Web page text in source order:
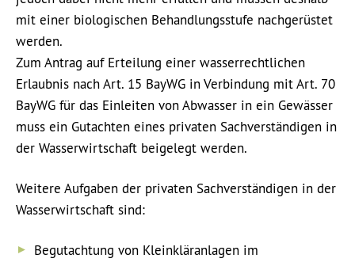
mit einer biologischen Behandlungsstufe nachgerüstet
werden.
Zum Antrag auf Erteilung einer wasserrechtlichen
Erlaubnis nach Art. 15 BayWG in Verbindung mit Art. 70
BayWG für das Einleiten von Abwasser in ein Gewässer
muss ein Gutachten eines privaten Sachverständigen in
der Wasserwirtschaft beigelegt werden.
Weitere Aufgaben der privaten Sachverständigen in der
Wasserwirtschaft sind:
Begutachtung von Kleinkläranlagen im